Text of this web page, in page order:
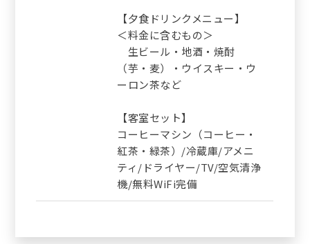
【夕食ドリンクメニュー】
＜料金に含むもの＞
生ビール・地酒・焼酎
（芋・麦）・ウイスキー・ウ
ーロン茶など
【客室セット】
コーヒーマシン（コーヒー・
紅茶・緑茶）/冷蔵庫/アメニ
ティ/ドライヤー/TV/空気清浄
機/無料WiFi完備